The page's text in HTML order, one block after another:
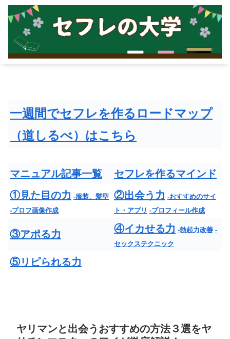
一週間でセフレを作るロードマップ
（道しるべ）はこちら
マニュアル記事一覧
セフレを作るマインド
①見た目の力 -服装、髪型
-プロフ画像作成
②出会う力 -おすすめのサイ
ト・アプリ -プロフィール作成
③アポる力 ④イカせる力 -勃起力改善 -
セックステクニック
⑤リピられる力
ヤリマンと出会うおすすめの方法３選をヤ